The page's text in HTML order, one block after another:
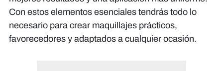
Con estos elementos esenciales tendrás todo lo
necesario para crear maquillajes prácticos,
favorecedores y adaptados a cualquier ocasión.